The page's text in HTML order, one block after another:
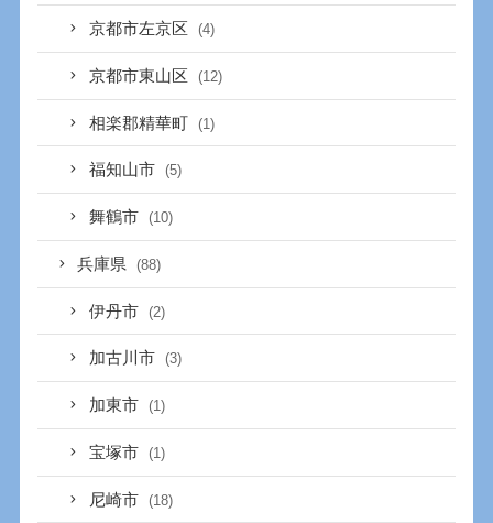
京都市左京区 (4)
京都市東山区 (12)
相楽郡精華町 (1)
福知山市 (5)
舞鶴市 (10)
兵庫県 (88)
伊丹市 (2)
加古川市 (3)
加東市 (1)
宝塚市 (1)
尼崎市 (18)